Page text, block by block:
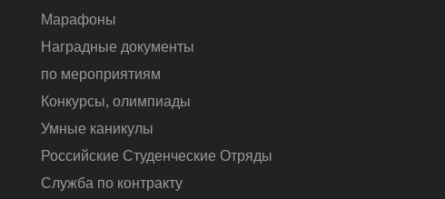
Марафоны
Наградные документы
по мероприятиям
Конкурсы, олимпиады
Умные каникулы
Российские Студенческие Отряды
Служба по контракту